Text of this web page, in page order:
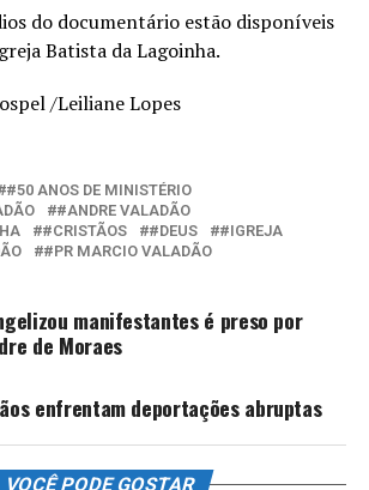
do documentário estão disponíveis
Batista da Lagoinha.
/Leiliane Lopes
#50 ANOS DE MINISTÉRIO
#ANDRE VALADÃO
#CRISTÃOS #DEUS
#IGREJA
#PR MARCIO VALADÃO
manifestantes é preso por
de Moraes
enfrentam deportações abruptas
VOCÊ PODE GOSTAR